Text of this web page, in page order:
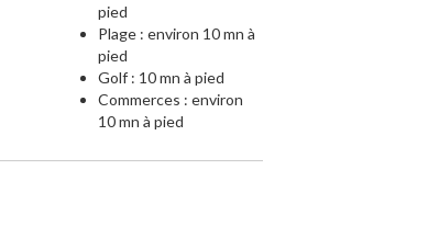
pied
Plage : environ 10 mn à
pied
Golf : 10 mn à pied
Commerces : environ
10 mn à pied